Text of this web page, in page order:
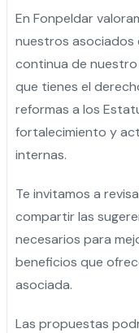
En Fonpeldar
nuestros asociados
continua de
que tienes el
reformas a los
fortalecimiento y
internas.
Te invitamos a
compartir las
necesarios para
beneficios que
asociada.
Las propuestas